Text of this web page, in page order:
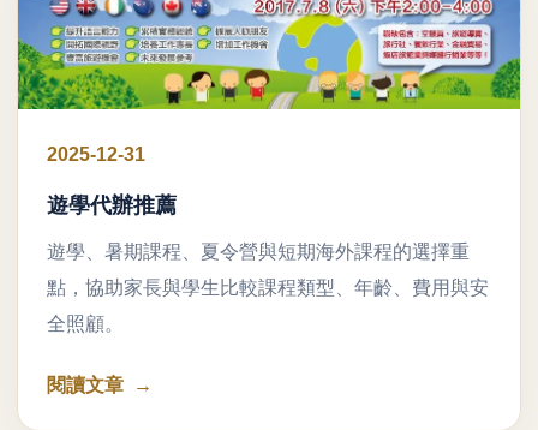
2025-12-31
遊學代辦推薦
遊學、暑期課程、夏令營與短期海外課程的選擇重
點，協助家長與學生比較課程類型、年齡、費用與安
全照顧。
閱讀文章